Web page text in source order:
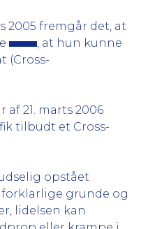
2005 fremgår det, at
, at hun kunne
(Cross-
af 21. marts 2006
tilbudt et Cross-
opstået
grunde og
lidelsen kan